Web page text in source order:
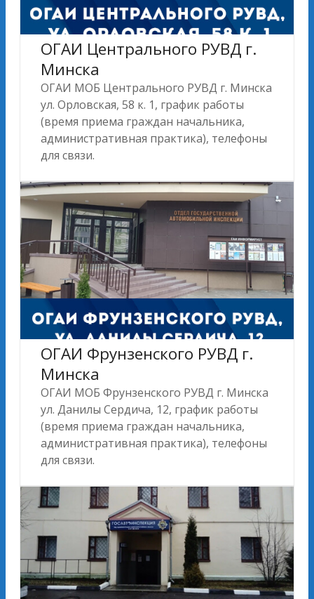
ОГАИ Центрального РУВД г.
Минска
ОГАИ МОБ Центрального РУВД г. Минска
ул. Орловская, 58 к. 1, график работы
(время приема граждан начальника,
административная практика), телефоны
для связи.
ОГАИ Фрунзенского РУВД г.
Минска
ОГАИ МОБ Фрунзенского РУВД г. Минска
ул. Данилы Сердича, 12, график работы
(время приема граждан начальника,
административная практика), телефоны
для связи.